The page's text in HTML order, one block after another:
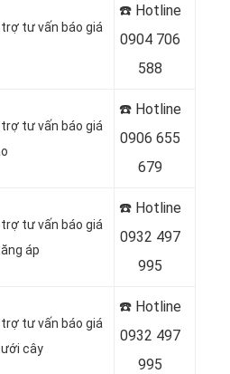
trợ tư vấn báo giá
☎️ Hotline
0904 706
588
trợ tư vấn báo giá
☎️ Hotline
0906 655
679
trợ tư vấn báo giá
áp
☎️ Hotline
0932 497
995
trợ tư vấn báo giá
cây
☎️ Hotline
0932 497
995